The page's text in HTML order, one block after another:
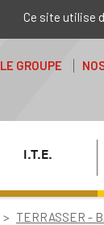
LE GROUPE
I.T.E.
TERRASSER -
Ce site utilise